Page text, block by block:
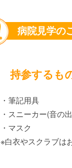
病院見学の
持参するも
・筆記用具
・スニーカー(音の
・マスク
※白衣やスクラブは